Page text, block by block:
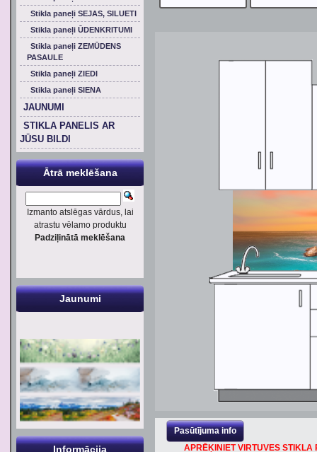
Pasūtījuma info
APRĒĶINIET VIRTUVES
Stikla paneļi SEJAS, SILUETI
Stikla paneļi ŪDENKRITUMI
Stikla paneļi ZEMŪDENS
PASAULE
Stikla paneļi ZIEDI
Stikla paneļi SIENA
JAUNUMI
STIKLA PANELIS AR
JŪSU BILDI
Ātrā meklēšana
Izmanto atslēgas vārdus, lai
atrastu vēlamo produktu
Padziļinātā meklēšana
Jaunumi
Informācija